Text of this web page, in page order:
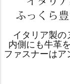
イタリア製の
内側にも牛革
ファスナーは